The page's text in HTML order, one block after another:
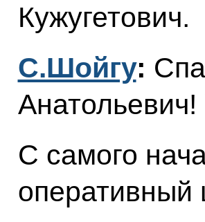
Кужугетович.
С.Шойгу:
С самого
оперативный